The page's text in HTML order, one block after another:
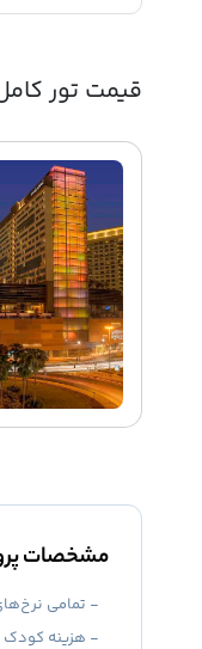
قیمت تور
مشخصات
- تمامی
- هزینه کودک زیر 2 سال 3/000/000